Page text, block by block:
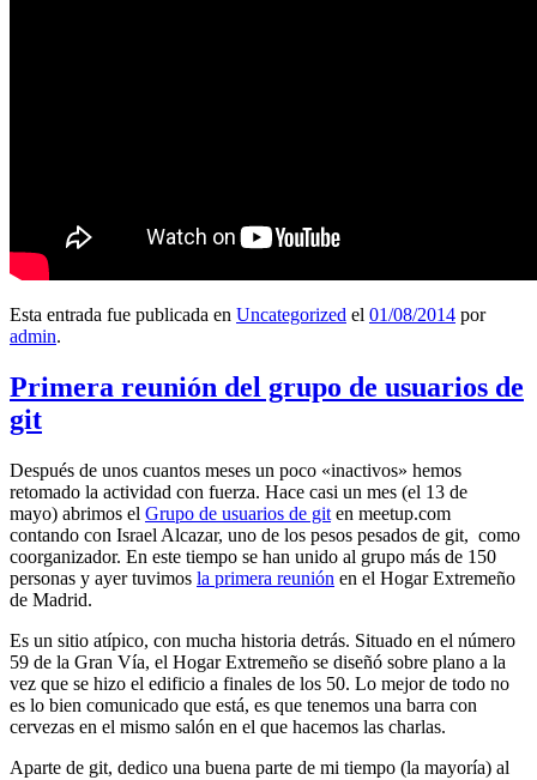
Esta entrada fue publicada en Uncategorized el 01/08/2014 por
admin.
Primera reunión del grupo de usuarios de
git
Después de unos cuantos meses un poco «inactivos» hemos
retomado la actividad con fuerza. Hace casi un mes (el 13 de
mayo) abrimos el Grupo de usuarios de git en meetup.com
contando con Israel Alcazar, uno de los pesos pesados de git, como
coorganizador. En este tiempo se han unido al grupo más de 150
personas y ayer tuvimos la primera reunión en el Hogar Extremeño
de Madrid.
Es un sitio atípico, con mucha historia detrás. Situado en el número
59 de la Gran Vía, el Hogar Extremeño se diseñó sobre plano a la
vez que se hizo el edificio a finales de los 50. Lo mejor de todo no
es lo bien comunicado que está, es que tenemos una barra con
cervezas en el mismo salón en el que hacemos las charlas.
Aparte de git, dedico una buena parte de mi tiempo (la mayoría) al